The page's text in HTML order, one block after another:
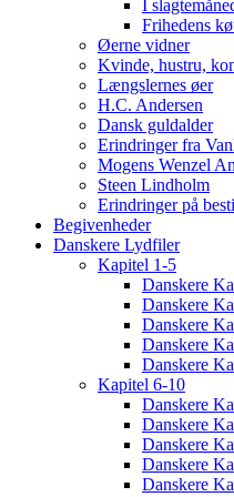
I
Frihedens
Øerne vidner
Kvinde, hustru,
Længslernes øer
H.C. Andersen
Dansk guldalder
Erindringer fra
Mogens Wenzel
Steen Lindholm
Erindringer på
Begivenheder
Danskere Lydfiler
Kapitel 1-5
Danskere
Danskere
Danskere
Danskere
Danskere
Kapitel 6-10
Danskere
Danskere
Danskere
Danskere
Danskere